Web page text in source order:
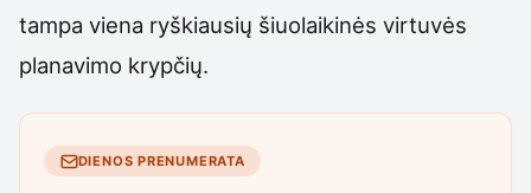
tampa viena ryškiausių šiuolaikinės virtuvės
planavimo krypčių.
DIENOS PRENUMERATA